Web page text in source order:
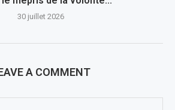
30 juillet 2026
A COMMENT